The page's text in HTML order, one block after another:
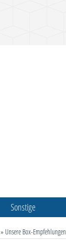
Sonstige
» Unsere Box-Empfehlungen